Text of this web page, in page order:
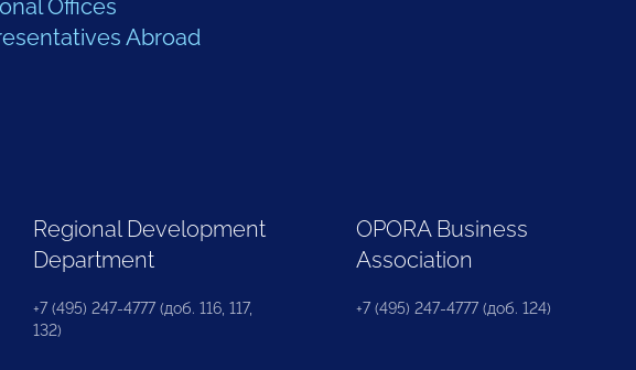
Offices
Abroad
Regional Development
Department
+7 (495) 247-4777 (доб. 116, 117,
132)
OPORA Business
Association
+7 (495) 247-4777 (доб. 124)